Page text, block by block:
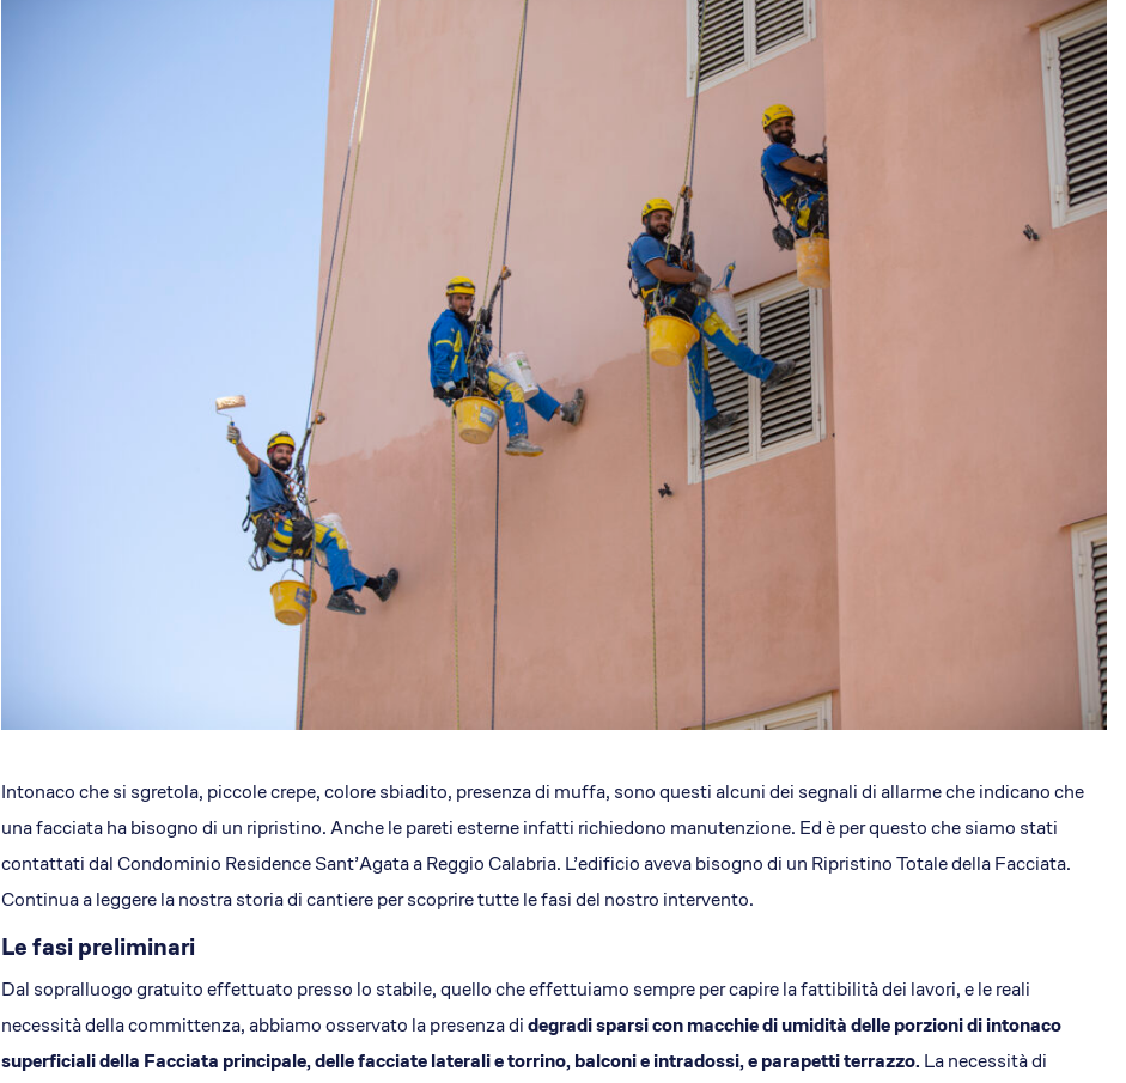
Le storie di successo
Il pacchetto Franchising di EA
Apri una sede EA in Franchising
Qualità e sicurezza
Normativa di riferimento
Rassegna Stampa
Comunicati Stampa
Foto e Video
EdiliziAcrobatica S.P.A.
Sede legale: Via Turati 29
20121, Milano
P. IVA 01438360990
REA: MI-1785877
Capitale sociale: 803.250 €
Intonaco che si sgretola, piccole crepe, colore sbiadito, presenza di muffa, sono questi alcuni dei segnali di allarme che indicano che
una facciata ha bisogno di un ripristino. Anche le pareti esterne infatti richiedono manutenzione. Ed è per questo che siamo stati
contattati dal Condominio Residence Sant’Agata a Reggio Calabria. L’edificio aveva bisogno di un Ripristino Totale della Facciata.
Continua a leggere la nostra storia di cantiere per scoprire tutte le fasi del nostro intervento.
Le fasi preliminari
Dal sopralluogo gratuito effettuato presso lo stabile, quello che effettuiamo sempre per capire la fattibilità dei lavori, e le reali
necessità della committenza, abbiamo osservato la presenza didegradi sparsi con macchie di umidità delle porzioni di intonaco
superficiali della Facciata principale, delle facciate laterali e torrino, balconi e intradossi, e parapetti terrazzo. La necessità di